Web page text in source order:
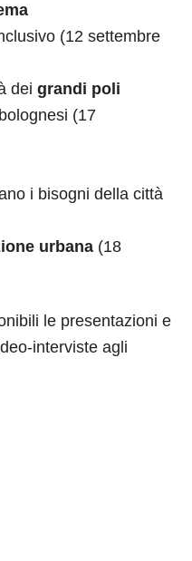
(12 settembre
dei grandi poli
(17
i bisogni della città
urbana (18
le presentazioni e
interviste agli